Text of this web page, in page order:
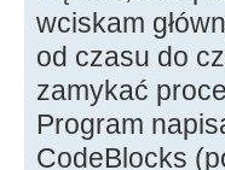
wciskam
od czasu do
zamykać
Program
CodeBlocks